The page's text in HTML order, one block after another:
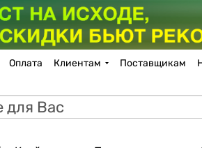
Оплата Клиентам Поставщикам